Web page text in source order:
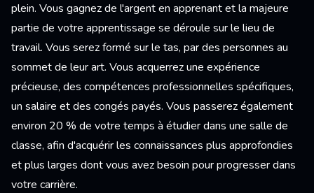
plein. Vous gagnez de l'argent en apprenant et la majeure
partie de votre apprentissage se déroule sur le lieu de
travail. Vous serez formé sur le tas, par des personnes au
sommet de leur art. Vous acquerrez une expérience
précieuse, des compétences professionnelles spécifiques,
un salaire et des congés payés. Vous passerez également
environ 20 % de votre temps à étudier dans une salle de
classe, afin d'acquérir les connaissances plus approfondies
et plus larges dont vous avez besoin pour progresser dans
votre carrière.